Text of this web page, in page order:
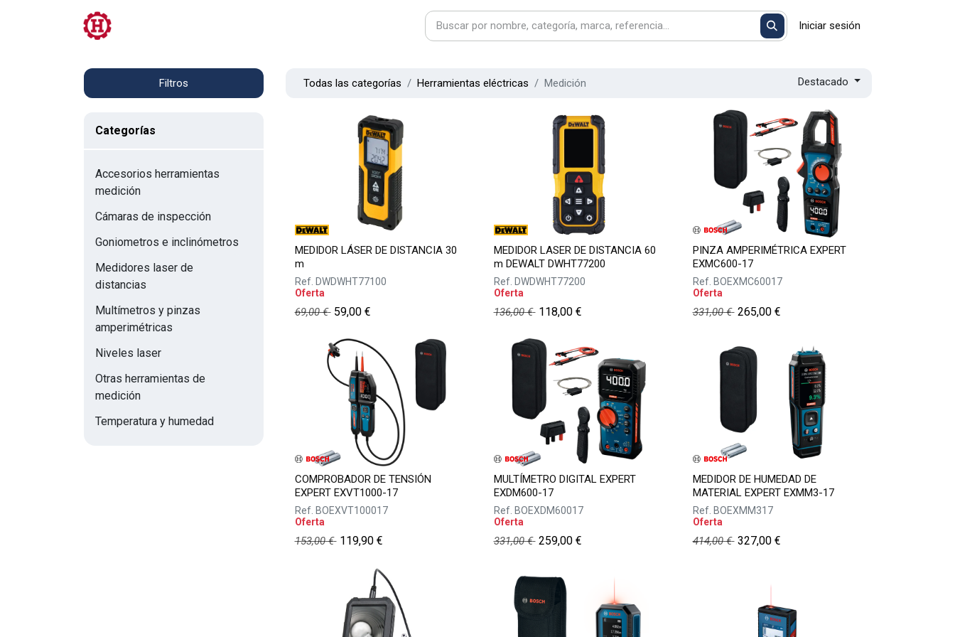
Iniciar sesión
Filtros
Categorías
Accesorios herramientas
medición
Cámaras de inspección
Goniometros e inclinómetros
Medidores laser de
distancias
Multímetros y pinzas
amperimétricas
Niveles laser
Otras herramientas de
medición
Temperatura y humedad
Todas las categorías Herramientas eléctricas Medición Destacado
MEDIDOR LÁSER DE DISTANCIA 30
m
Ref. DWDWHT77100
Oferta
69,00€ 59,00€
MEDIDOR LASER DE DISTANCIA 60
m DEWALT DWHT77200
Ref. DWDWHT77200
Oferta
136,00€ 118,00€
PINZA AMPERIMÉTRICA EXPERT
EXMC600-17
Ref. BOEXMC60017
Oferta
331,00€ 265,00€
COMPROBADOR DE TENSIÓN
EXPERT EXVT1000-17
Ref. BOEXVT100017
Oferta
153,00€ 119,90€
MULTÍMETRO DIGITAL EXPERT
EXDM600-17
Ref. BOEXDM60017
Oferta
331,00€ 259,00€
MEDIDOR DE HUMEDAD DE
MATERIAL EXPERT EXMM3-17
Ref. BOEXMM317
Oferta
414,00€ 327,00€